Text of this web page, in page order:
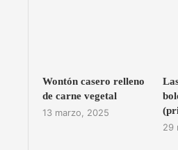
Wontón casero relleno
de carne vegetal
13 marzo, 2025
29